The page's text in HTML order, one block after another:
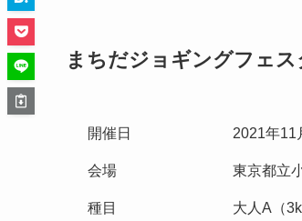
まちだジョギングフェス
開催日 2021年11
会場 東京都立
種目
大人A（